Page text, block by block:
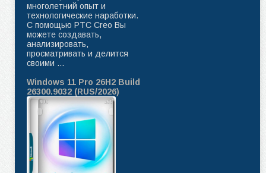
многолетний опыт и
технологические наработки.
C помощью PTC Creo Вы
можете создавать,
анализировать,
просматривать и делится
своими ...
Windows 11 Pro 26H2 Build
26300.9032 (RUS/2026)